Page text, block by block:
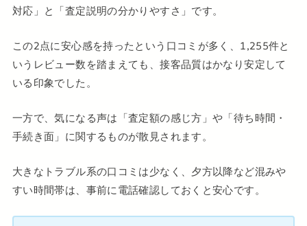
対応」と「査定説明の分かりやすさ」です。
この2点に安心感を持ったという口コミが多く、1,255件と
いうレビュー数を踏まえても、接客品質はかなり安定して
いる印象でした。
一方で、気になる声は「査定額の感じ方」や「待ち時間・
手続き面」に関するものが散見されます。
大きなトラブル系の口コミは少なく、夕方以降など混みや
すい時間帯は、事前に電話確認しておくと安心です。